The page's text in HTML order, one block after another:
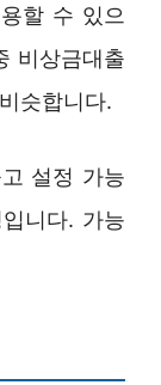
할 수 있으
비상금대출
슷합니다.
설정 가능
니다. 가능